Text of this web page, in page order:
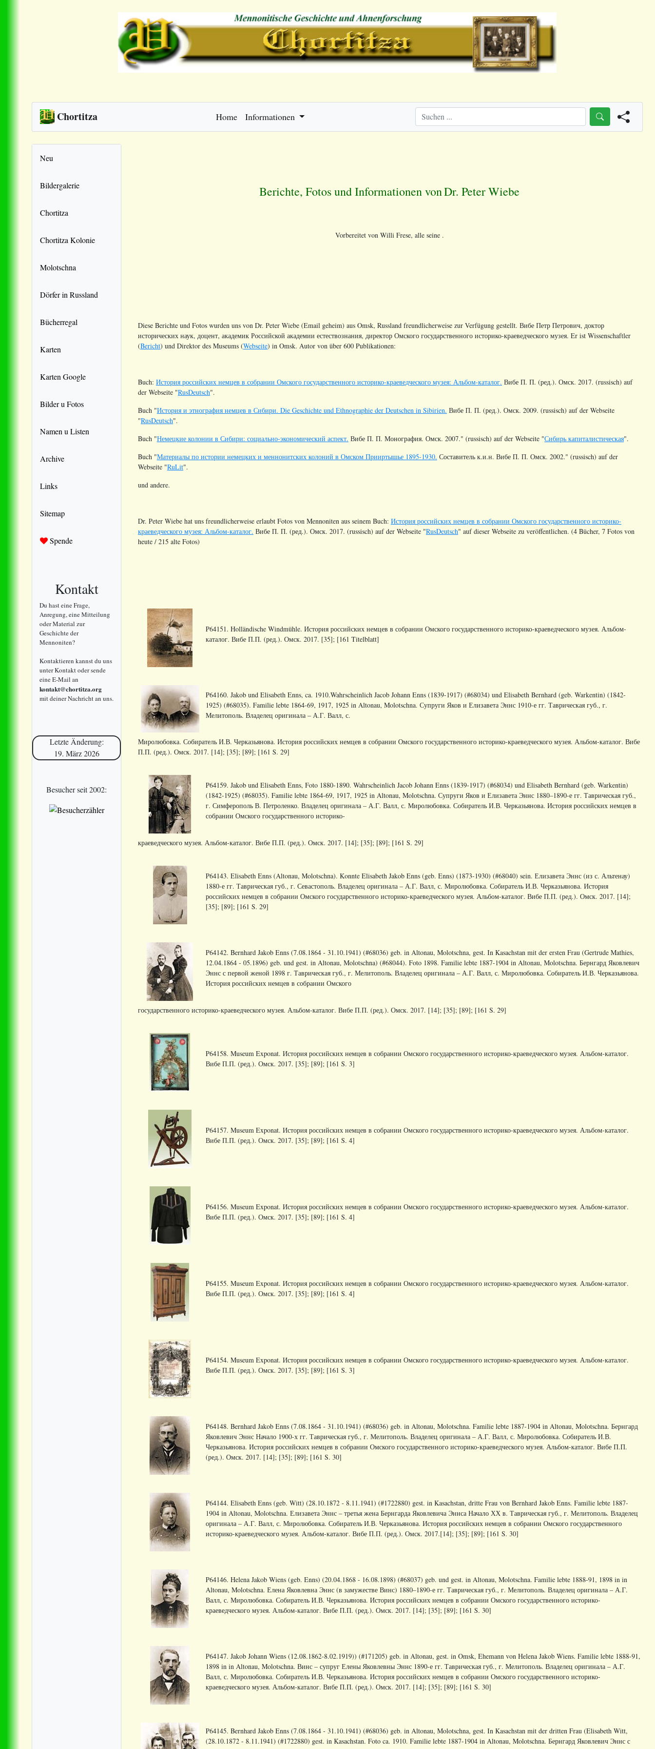
Chortitza Home Informationen
Neu
Bildergalerie
Chortitza
Chortitza Kolonie
Molotschna
Dörfer in Russland
Bücherregal
Karten
Karten Google
Bilder u Fotos
Namen u Listen
Archive
Links
Sitemap
Spende
Kontakt
Du hast eine Frage,
Anregung, eine Mitteilung
oder Material zur
Geschichte der
Mennoniten?
Kontaktieren kannst du uns
unter Kontakt oder sende
eine E-Mail an
kontakt@chortitza.org
mit deiner Nachricht an uns.
Letzte Änderung:
19. März 2026
Besucher seit 2002:
Berichte, Fotos und Informationen vonDr. Peter Wiebe
Vorbereitet von Willi Frese, alle seine .
Diese Berichte und Fotos wurden uns von Dr. Peter Wiebe (Email geheim) aus Omsk, Russland freundlicherweise zur Verfügung gestellt. Вибе Петр Петрович, доктор
исторических наук, доцент, академик Российской академии естествознания, директор Омского государственного историко-краеведческого музея. Er ist Wissenschaftler
(Bericht) und Direktor des Museums (Webseite) in Omsk. Autor von über 600 Publikationen:
Buch: История российских немцев в собрании Омского государственного историко-краеведческого музея: Альбом-каталог. Вибе П. П. (ред.). Омск. 2017. (russisch) auf
der Webseite "RusDeutsch".
Buch "История и этнография немцев в Сибири. Die Geschichte und Ethnographie der Deutschen in Sibirien. Вибе П. П. (ред.). Омск. 2009. (russisch) auf der Webseite
"RusDeutsch".
Buch "Немецкие колонии в Сибири: социально-экономический аспект. Вибе П. П. Монография. Омск. 2007." (russisch) auf der Webseite "Сибирь капиталистическая".
Buch "Материалы по истории немецких и меннонитских колоний в Омском Прииртышье 1895-1930. Составитель к.и.н. Вибе П. П. Омск. 2002." (russisch) auf der
Webseite "RuLit".
und andere.
Dr. Peter Wiebe hat uns freundlicherweise erlaubt Fotos von Mennoniten aus seinem Buch: История российских немцев в собрании Омского государственного историко-
краеведческого музея: Альбом-каталог. Вибе П. П. (ред.). Омск. 2017. (russisch) auf der Webseite "RusDeutsch" auf dieser Webseite zu veröffentlichen. (4 Bücher, 7 Fotos von
heute / 215 alte Fotos)
P64151. Holländische Windmühle. История российских немцев в собрании Омского государственного историко-краеведческого музея. Альбом-
каталог. Вибе П.П. (ред.). Омск. 2017. [35]; [161 Titelblatt]
P64160. Jakob und Elisabeth Enns, ca. 1910.Wahrscheinlich Jacob Johann Enns (1839-1917) (#68034) und Elisabeth Bernhard (geb. Warkentin) (1842-
1925) (#68035). Familie lebte 1864-69, 1917, 1925 in Altonau, Molotschna. Супруги Яков и Елизавета Эннс 1910-е гг. Таврическая губ., г.
Мелитополь. Владелец оригинала – А.Г. Валл, с.
Миролюбовка. Собиратель И.В. Черказьянова. История российских немцев в собрании Омского государственного историко-краеведческого музея. Альбом-каталог. Вибе
П.П. (ред.). Омск. 2017. [14]; [35]; [89]; [161 S. 29]
P64159. Jakob und Elisabeth Enns, Foto 1880-1890. Wahrscheinlich Jacob Johann Enns (1839-1917) (#68034) und Elisabeth Bernhard (geb. Warkentin)
(1842-1925) (#68035). Familie lebte 1864-69, 1917, 1925 in Altonau, Molotschna. Супруги Яков и Елизавета Эннс 1880–1890-е гг. Таврическая губ.,
г. Симферополь В. Петроленко. Владелец оригинала – А.Г. Валл, с. Миролюбовка. Собиратель И.В. Черказьянова. История российских немцев в
собрании Омского государственного историко-
краеведческого музея. Альбом-каталог. Вибе П.П. (ред.). Омск. 2017. [14]; [35]; [89]; [161 S. 29]
P64143. Elisabeth Enns (Altonau, Molotschna). Konnte Elisabeth Jakob Enns (geb. Enns) (1873-1930) (#68040) sein. Елизавета Эннс (из с. Альтенау)
1880-е гг. Таврическая губ., г. Севастополь. Владелец оригинала – А.Г. Валл, с. Миролюбовка. Собиратель И.В. Черказьянова. История
российских немцев в собрании Омского государственного историко-краеведческого музея. Альбом-каталог. Вибе П.П. (ред.). Омск. 2017. [14];
[35]; [89]; [161 S. 29]
P64142. Bernhard Jakob Enns (7.08.1864 - 31.10.1941) (#68036) geb. in Altonau, Molotschna, gest. In Kasachstan mit der ersten Frau (Gertrude Mathies,
12.04.1864 - 05.1896) geb. und gest. in Altonau, Molotschna) (#68044). Foto 1898. Familie lebte 1887-1904 in Altonau, Molotschna. Бернгард Яковлевич
Эннс с первой женой 1898 г. Таврическая губ., г. Мелитополь. Владелец оригинала – А.Г. Валл, с. Миролюбовка. Собиратель И.В. Черказьянова.
История российских немцев в собрании Омского
государственного историко-краеведческого музея. Альбом-каталог. Вибе П.П. (ред.). Омск. 2017. [14]; [35]; [89]; [161 S. 29]
P64158. Museum Exponat. История российских немцев в собрании Омского государственного историко-краеведческого музея. Альбом-каталог.
Вибе П.П. (ред.). Омск. 2017. [35]; [89]; [161 S. 3]
P64157. Museum Exponat. История российских немцев в собрании Омского государственного историко-краеведческого музея. Альбом-каталог.
Вибе П.П. (ред.). Омск. 2017. [35]; [89]; [161 S. 4]
P64156. Museum Exponat. История российских немцев в собрании Омского государственного историко-краеведческого музея. Альбом-каталог.
Вибе П.П. (ред.). Омск. 2017. [35]; [89]; [161 S. 4]
P64155. Museum Exponat. История российских немцев в собрании Омского государственного историко-краеведческого музея. Альбом-каталог.
Вибе П.П. (ред.). Омск. 2017. [35]; [89]; [161 S. 4]
P64154. Museum Exponat. История российских немцев в собрании Омского государственного историко-краеведческого музея. Альбом-каталог.
Вибе П.П. (ред.). Омск. 2017. [35]; [89]; [161 S. 3]
P64148. Bernhard Jakob Enns (7.08.1864 - 31.10.1941) (#68036) geb. in Altonau, Molotschna. Familie lebte 1887-1904 in Altonau, Molotschna. Бернгард
Яковлевич Эннс Начало 1900-х гг. Таврическая губ., г. Мелитополь. Владелец оригинала – А.Г. Валл, с. Миролюбовка. Собиратель И.В.
Черказьянова. История российских немцев в собрании Омского государственного историко-краеведческого музея. Альбом-каталог. Вибе П.П.
(ред.). Омск. 2017. [14]; [35]; [89]; [161 S. 30]
P64144. Elisabeth Enns (geb. Witt) (28.10.1872 - 8.11.1941) (#1722880) gest. in Kasachstan, dritte Frau von Bernhard Jakob Enns. Familie lebte 1887-
1904 in Altonau, Molotschna. Елизавета Эннс – третья жена Бернгарда Яковлевича Эннса Начало ХХ в. Таврическая губ., г. Мелитополь. Владелец
оригинала – А.Г. Валл, с. Миролюбовка. Собиратель И.В. Черказьянова. История российских немцев в собрании Омского государственного
историко-краеведческого музея. Альбом-каталог. Вибе П.П. (ред.). Омск. 2017.[14]; [35]; [89]; [161 S. 30]
P64146. Helena Jakob Wiens (geb. Enns) (20.04.1868 - 16.08.1898) (#68037) geb. und gest. in Altonau, Molotschna. Familie lebte 1888-91, 1898 in in
Altonau, Molotschna. Елена Яковлевна Эннс (в замужестве Винс) 1880–1890-е гг. Таврическая губ., г. Мелитополь. Владелец оригинала – А.Г.
Валл, с. Миролюбовка. Собиратель И.В. Черказьянова. История российских немцев в собрании Омского государственного историко-
краеведческого музея. Альбом-каталог. Вибе П.П. (ред.). Омск. 2017. [14]; [35]; [89]; [161 S. 30]
P64147. Jakob Johann Wiens (12.08.1862-8.02.1919)) (#171205) geb. in Altonau, gest. in Omsk, Ehemann von Helena Jakob Wiens. Familie lebte 1888-91,
1898 in in Altonau, Molotschna. Винс – супруг Елены Яковлевны Эннс 1890-е гг. Таврическая губ., г. Мелитополь. Владелец оригинала – А.Г.
Валл, с. Миролюбовка. Собиратель И.В. Черказьянова. История российских немцев в собрании Омского государственного историко-
краеведческого музея. Альбом-каталог. Вибе П.П. (ред.). Омск. 2017. [14]; [35]; [89]; [161 S. 30]
P64145. Bernhard Jakob Enns (7.08.1864 - 31.10.1941) (#68036) geb. in Altonau, Molotschna, gest. In Kasachstan mit der dritten Frau (Elisabeth Witt,
(28.10.1872 - 8.11.1941) (#1722880) gest. in Kasachstan. Foto ca. 1910. Familie lebte 1887-1904 in Altonau, Molotschna. Бернгард Яковлевич Эннс с